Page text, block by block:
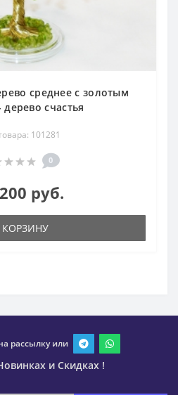
среднее с золотым
счастья
101281
0
руб.
КОРЗИНУ
рассылку или
и Скидках !